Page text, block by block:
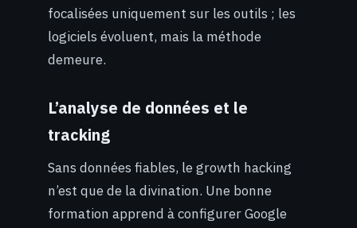
focalisées uniquement sur les outils ; les
logiciels évoluent, mais la méthode
demeure.
L’analyse de données et le
tracking
Sans données fiables, le growth hacking
n’est que de la divination. Une bonne
formation apprend à configurer Google